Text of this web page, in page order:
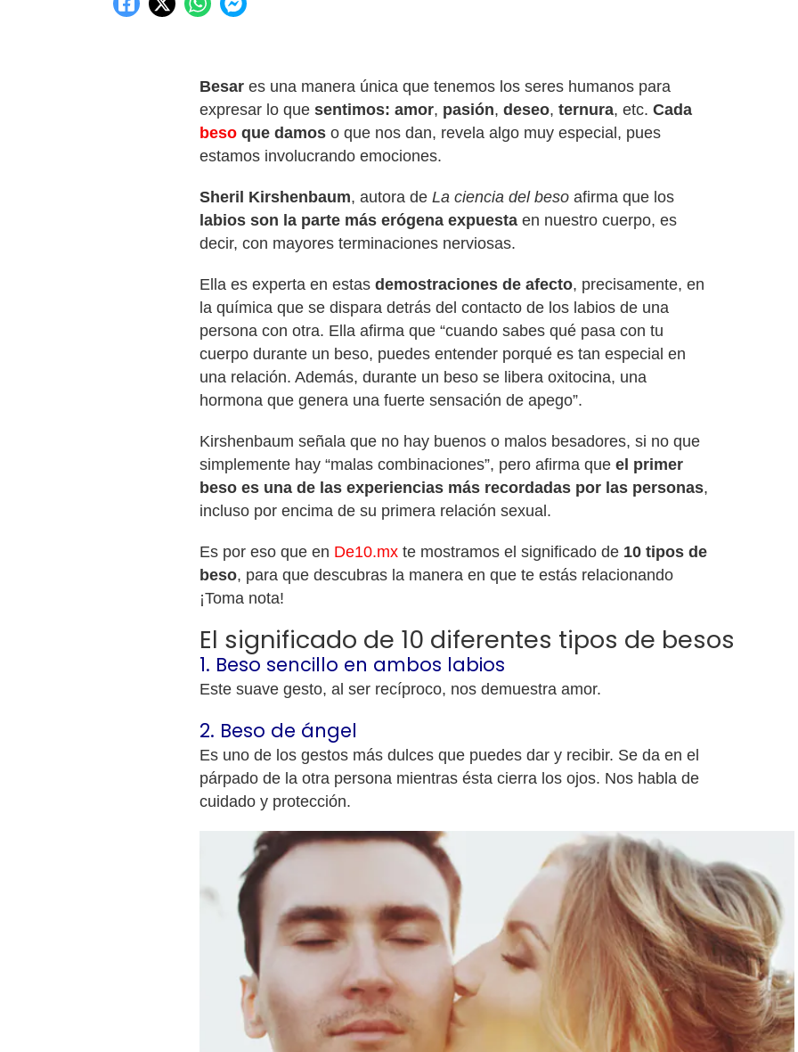
Besar es una manera única que tenemos los seres humanos para
expresar lo que sentimos: amor, pasión, deseo, ternura, etc. Cada
beso que damos o que nos dan, revela algo muy especial, pues
estamos involucrando emociones.
Sheril Kirshenbaum, autora de La ciencia del beso afirma que los
labios son la parte más erógena expuesta en nuestro cuerpo, es
decir, con mayores terminaciones nerviosas.
Ella es experta en estas demostraciones de afecto, precisamente, en
la química que se dispara detrás del contacto de los labios de una
persona con otra. Ella afirma que “cuando sabes qué pasa con tu
cuerpo durante un beso, puedes entender porqué es tan especial en
una relación. Además, durante un beso se libera oxitocina, una
hormona que genera una fuerte sensación de apego”.
Kirshenbaum señala que no hay buenos o malos besadores, si no que
simplemente hay “malas combinaciones”, pero afirma que el primer
beso es una de las experiencias más recordadas por las personas,
incluso por encima de su primera relación sexual.
Es por eso que en De10.mx te mostramos el significado de 10 tipos de
beso, para que descubras la manera en que te estás relacionando
¡Toma nota!
El significado de 10 diferentes tipos de besos
1. Beso sencillo en ambos labios
Este suave gesto, al ser recíproco, nos demuestra amor.
2. Beso de ángel
Es uno de los gestos más dulces que puedes dar y recibir. Se da en el
párpado de la otra persona mientras ésta cierra los ojos. Nos habla de
cuidado y protección.